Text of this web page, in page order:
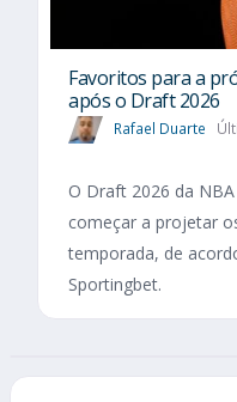
Favoritos para a
após o Draft 2026
Rafael Duarte
O Draft 2026 da
começar a projetar
temporada, de
Sportingbet.